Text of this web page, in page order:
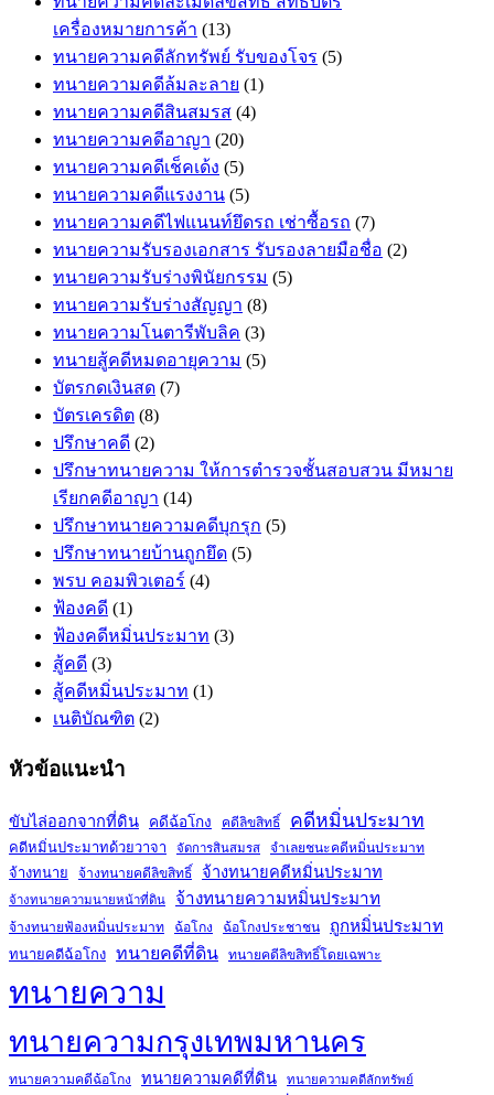
เครื่องหมายการค้า (13)
ทนายความคดีลักทรัพย์ รับของโจร (5)
ทนายความคดีล้มละลาย (1)
ทนายความคดีสินสมรส (4)
ทนายความคดีอาญา (20)
ทนายความคดีเช็คเด้ง (5)
ทนายความคดีแรงงาน (5)
ทนายความคดีไฟแนนท์ยึดรถ เช่าซื้อรถ (7)
ทนายความรับรองเอกสาร รับรองลายมือชื่อ (2)
ทนายความรับร่างพินัยกรรม (5)
ทนายความรับร่างสัญญา (8)
ทนายความโนตารีพับลิค (3)
ทนายสู้คดีหมดอายุความ (5)
บัตรกดเงินสด (7)
บัตรเครดิต (8)
ปรึกษาคดี (2)
ปรึกษาทนายความ ให้การตำรวจชั้นสอบสวน มีหมาย
เรียกคดีอาญา (14)
ปรึกษาทนายความคดีบุกรุก (5)
ปรึกษาทนายบ้านถูกยึด (5)
พรบ คอมพิวเตอร์ (4)
ฟ้องคดี (1)
ฟ้องคดีหมิ่นประมาท (3)
สู้คดี (3)
สู้คดีหมิ่นประมาท (1)
เนติบัณฑิต (2)
หัวข้อแนะนำ
ขับไล่ออกจากที่ดิน คดีฉ้อโกง คดีลิขสิทธิ์ คดีหมิ่นประมาท
คดีหมิ่นประมาทด้วยวาจา จัดการสินสมรส จำเลยชนะคดีหมิ่นประมาท
จ้างทนาย จ้างทนายคดีลิขสิทธิ์ จ้างทนายคดีหมิ่นประมาท
จ้างทนายความนายหน้าที่ดิน จ้างทนายความหมิ่นประมาท
จ้างทนายฟ้องหมิ่นประมาท ฉ้อโกง ฉ้อโกงประชาชน ถูกหมิ่นประมาท
ทนายคดีฉ้อโกง ทนายคดีที่ดิน ทนายคดีลิขสิทธิ์โดยเฉพาะ
ทนายความ
ทนายความกรุงเทพมหานคร
ทนายความคดีฉ้อโกง ทนายความคดีที่ดิน ทนายความคดีลักทรัพย์